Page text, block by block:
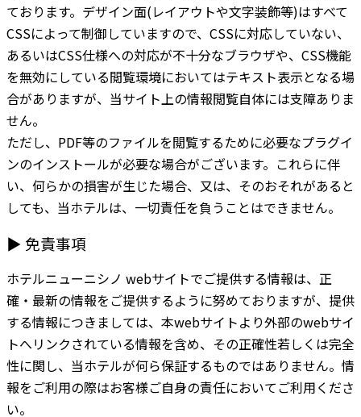
ております。デザイン面(レイアウトや文字装飾等)はすべて
CSSによって制御していますので、CSSに対応していない、
あるいはCSS仕様への対応が不十分なブラウザや、CSS機能
を無効にしている閲覧環境においてはテキスト表示となる場
合がありますが、当サイト上の情報閲覧自体には支障ありま
せん。
ただし、PDF等のファイルを閲覧するために必要なプラグイ
ンのインストールが必要な場合がございます。これらに伴
い、何らかの損害が生じた場合、又は、そのおそれがあると
しても、当ホテルは、一切責任を負うことはできません。
▶ 免責事項
ホテルニューニシノ webサイトでご提供する情報は、正
確・最新の情報をご提供するように努めておりますが、提供
する情報につきましては、本webサイトより外部のwebサイ
トへリンクされている情報を含め、その正確性若しくは完全
性に関し、当ホテルが何ら保証するものではありません。情
報をご利用の際はお客様ご自身の責任においてご利用くださ
い。